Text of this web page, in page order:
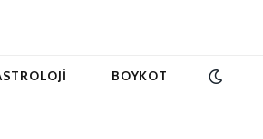
BOYKOT